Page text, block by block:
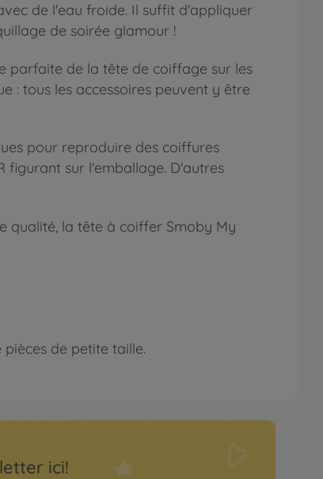
de l'eau froide. Il suffit d'appliquer
de soirée glamour !
parfaite de la tête de coiffage sur les
: tous les accessoires peuvent y être
pour reproduire des coiffures
figurant sur l'emballage. D'autres
qualité, la tête à coiffer Smoby My
de petite taille.
ici!